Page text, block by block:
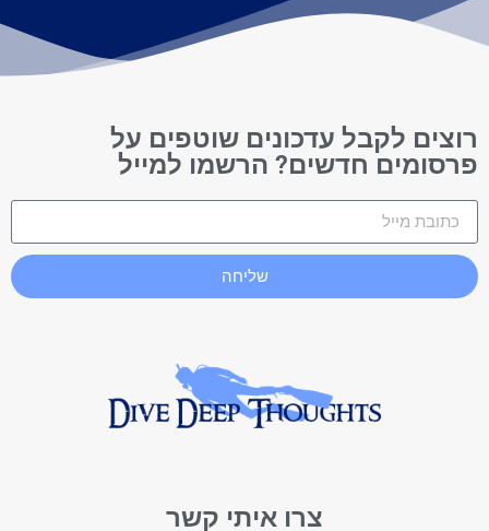
רוצים לקבל עדכונים שוטפים על
פרסומים חדשים? הרשמו למייל
שליחה
צרו איתי קשר